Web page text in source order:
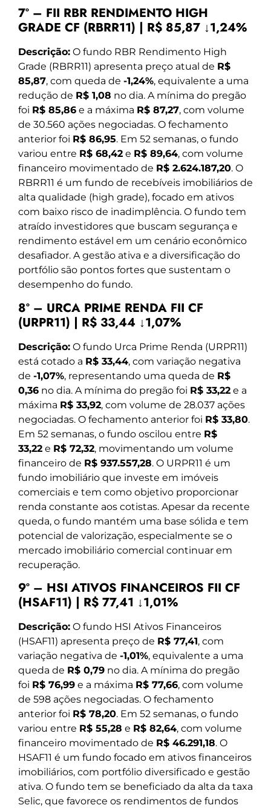
7º – FII RBR RENDIMENTO HIGH
GRADE CF (RBRR11) | R$ 85,87 ↓1,24%
Descrição: O fundo RBR Rendimento High
Grade (RBRR11) apresenta preço atual de R$
85,87, com queda de -1,24%, equivalente a uma
redução de R$ 1,08 no dia. A mínima do pregão
foi R$ 85,86 e a máxima R$ 87,27, com volume
de 30.560 ações negociadas. O fechamento
anterior foi R$ 86,95. Em 52 semanas, o fundo
variou entre R$ 68,42 e R$ 89,64, com volume
financeiro movimentado de R$ 2.624.187,20. O
RBRR11 é um fundo de recebíveis imobiliários de
alta qualidade (high grade), focado em ativos
com baixo risco de inadimplência. O fundo tem
atraído investidores que buscam segurança e
rendimento estável em um cenário econômico
desafiador. A gestão ativa e a diversificação do
portfólio são pontos fortes que sustentam o
desempenho do fundo.
8º – URCA PRIME RENDA FII CF
(URPR11) | R$ 33,44 ↓1,07%
Descrição: O fundo Urca Prime Renda (URPR11)
está cotado a R$ 33,44, com variação negativa
de -1,07%, representando uma queda de R$
0,36 no dia. A mínima do pregão foi R$ 33,22 e a
máxima R$ 33,92, com volume de 28.037 ações
negociadas. O fechamento anterior foi R$ 33,80.
Em 52 semanas, o fundo oscilou entre R$
33,22 e R$ 72,32, movimentando um volume
financeiro de R$ 937.557,28. O URPR11 é um
fundo imobiliário que investe em imóveis
comerciais e tem como objetivo proporcionar
renda constante aos cotistas. Apesar da recente
queda, o fundo mantém uma base sólida e tem
potencial de valorização, especialmente se o
mercado imobiliário comercial continuar em
recuperação.
9º – HSI ATIVOS FINANCEIROS FII CF
(HSAF11) | R$ 77,41 ↓1,01%
Descrição: O fundo HSI Ativos Financeiros
(HSAF11) apresenta preço de R$ 77,41, com
variação negativa de -1,01%, equivalente a uma
queda de R$ 0,79 no dia. A mínima do pregão
foi R$ 76,99 e a máxima R$ 77,66, com volume
de 598 ações negociadas. O fechamento
anterior foi R$ 78,20. Em 52 semanas, o fundo
variou entre R$ 55,28 e R$ 82,64, com volume
financeiro movimentado de R$ 46.291,18. O
HSAF11 é um fundo focado em ativos financeiros
imobiliários, com portfólio diversificado e gestão
ativa. O fundo tem se beneficiado da alta da taxa
Selic, que favorece os rendimentos de fundos